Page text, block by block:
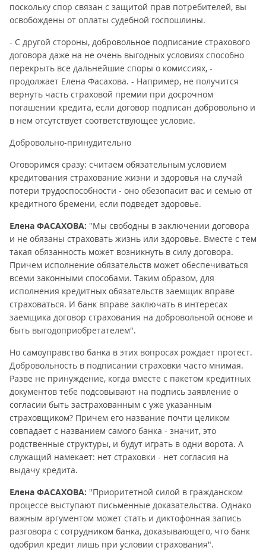
поскольку спор связан с защитой прав потребителей, вы
освобождены от оплаты судебной госпошлины.
- С другой стороны, добровольное подписание страхового
договора даже на не очень выгодных условиях способно
перекрыть все дальнейшие споры о комиссиях, -
продолжает Елена Фасахова. - Например, не получится
вернуть часть страховой премии при досрочном
погашении кредита, если договор подписан добровольно и
в нем отсутствует соответствующее условие.
Добровольно-принудительно
Оговоримся сразу: считаем обязательным условием
кредитования страхование жизни и здоровья на случай
потери трудоспособности - оно обезопасит вас и семью от
кредитного бремени, если подведет здоровье.
Елена ФАСАХОВА: "Мы свободны в заключении договора
и не обязаны страховать жизнь или здоровье. Вместе с тем
такая обязанность может возникнуть в силу договора.
Причем исполнение обязательств может обеспечиваться
всеми законными способами. Таким образом, для
исполнения кредитных обязательств заемщик вправе
страховаться. И банк вправе заключать в интересах
заемщика договор страхования на добровольной основе и
быть выгодоприобретателем".
Но самоуправство банка в этих вопросах рождает протест.
Добровольность в подписании страховки часто мнимая.
Разве не принуждение, когда вместе с пакетом кредитных
документов тебе подсовывают на подпись заявление о
согласии быть застрахованным с уже указанным
страховщиком? Причем его название почти целиком
совпадает с названием самого банка - значит, это
родственные структуры, и будут играть в одни ворота. А
служащий намекает: нет страховки - нет согласия на
выдачу кредита.
Елена ФАСАХОВА: "Приоритетной силой в гражданском
процессе выступают письменные доказательства. Однако
важным аргументом может стать и диктофонная запись
разговора с сотрудником банка, доказывающего, что банк
одобрил кредит лишь при условии страхования".